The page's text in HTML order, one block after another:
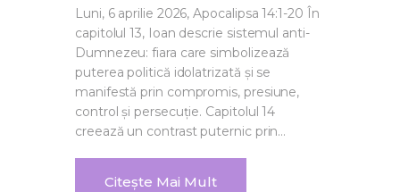
Luni, 6 aprilie 2026, Apocalipsa 14:1-20 În
capitolul 13, Ioan descrie sistemul anti-
Dumnezeu: fiara care simbolizează
puterea politică idolatrizată și se
manifestă prin compromis, presiune,
control și persecuție. Capitolul 14
creează un contrast puternic prin…
Citește Mai Mult